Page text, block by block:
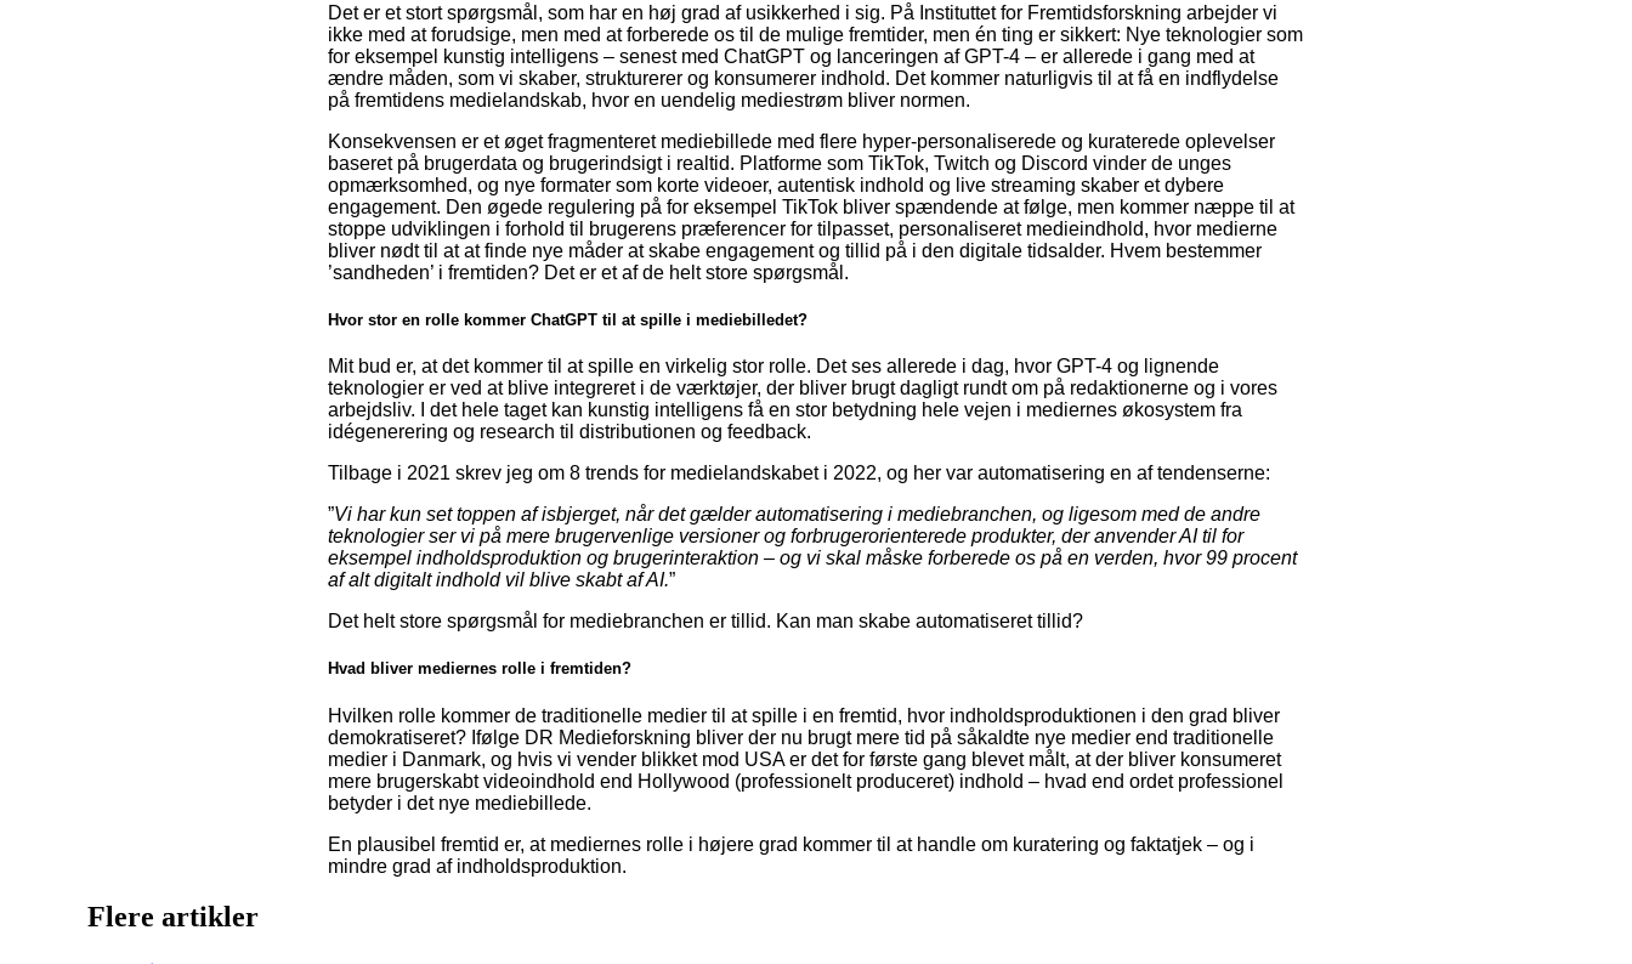
Det er et stort spørgsmål, som har en høj grad af usikkerhed i sig. På Instituttet for Fremtidsforskning arbejder vi
ikke med at forudsige, men med at forberede os til de mulige fremtider, men én ting er sikkert: Nye teknologier som
for eksempel kunstig intelligens – senest med ChatGPT og lanceringen af GPT-4 – er allerede i gang med at
ændre måden, som vi skaber, strukturerer og konsumerer indhold. Det kommer naturligvis til at få en indflydelse
på fremtidens medielandskab, hvor en uendelig mediestrøm bliver normen.
Konsekvensen er et øget fragmenteret mediebillede med flere hyper-personaliserede og kuraterede oplevelser
baseret på brugerdata og brugerindsigt i realtid. Platforme som TikTok, Twitch og Discord vinder de unges
opmærksomhed, og nye formater som korte videoer, autentisk indhold og live streaming skaber et dybere
engagement. Den øgede regulering på for eksempel TikTok bliver spændende at følge, men kommer næppe til at
stoppe udviklingen i forhold til brugerens præferencer for tilpasset, personaliseret medieindhold, hvor medierne
bliver nødt til at at finde nye måder at skabe engagement og tillid på i den digitale tidsalder. Hvem bestemmer
’sandheden’ i fremtiden? Det er et af de helt store spørgsmål.
Hvor stor en rolle kommer ChatGPT til at spille i mediebilledet?
Mit bud er, at det kommer til at spille en virkelig stor rolle. Det ses allerede i dag, hvor GPT-4 og lignende
teknologier er ved at blive integreret i de værktøjer, der bliver brugt dagligt rundt om på redaktionerne og i vores
arbejdsliv. I det hele taget kan kunstig intelligens få en stor betydning hele vejen i mediernes økosystem fra
idégenerering og research til distributionen og feedback.
Tilbage i 2021 skrev jeg om 8 trends for medielandskabet i 2022, og her var automatisering en af tendenserne:
”Vi har kun set toppen af isbjerget, når det gælder automatisering i mediebranchen, og ligesom med de andre
teknologier ser vi på mere brugervenlige versioner og forbrugerorienterede produkter, der anvender AI til for
eksempel indholdsproduktion og brugerinteraktion – og vi skal måske forberede os på en verden, hvor 99 procent
af alt digitalt indhold vil blive skabt af AI.”
Det helt store spørgsmål for mediebranchen er tillid. Kan man skabe automatiseret tillid?
Hvad bliver mediernes rolle i fremtiden?
Hvilken rolle kommer de traditionelle medier til at spille i en fremtid, hvor indholdsproduktionen i den grad bliver
demokratiseret? Ifølge DR Medieforskning bliver der nu brugt mere tid på såkaldte nye medier end traditionelle
medier i Danmark, og hvis vi vender blikket mod USA er det for første gang blevet målt, at der bliver konsumeret
mere brugerskabt videoindhold end Hollywood (professionelt produceret) indhold – hvad end ordet professionel
betyder i det nye mediebillede.
En plausibel fremtid er, at mediernes rolle i højere grad kommer til at handle om kuratering og faktatjek – og i
mindre grad af indholdsproduktion.
Flere artikler